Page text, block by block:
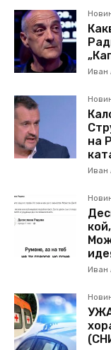
Иван
на
Иван
Иван